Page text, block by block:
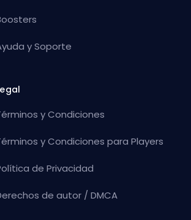
y Soporte
y Condiciones
y Condiciones para Players
de Privacidad
de autor / DMCA